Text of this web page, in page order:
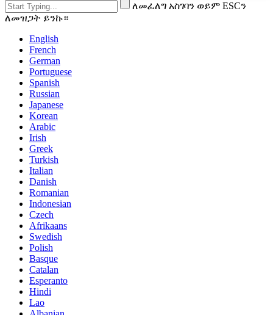
ለመፈለግ አስገባን ወይም ESCን
ለመዝጋት ይንኩ።
English
French
German
Portuguese
Spanish
Russian
Japanese
Korean
Arabic
Irish
Greek
Turkish
Italian
Danish
Romanian
Indonesian
Czech
Afrikaans
Swedish
Polish
Basque
Catalan
Esperanto
Hindi
Lao